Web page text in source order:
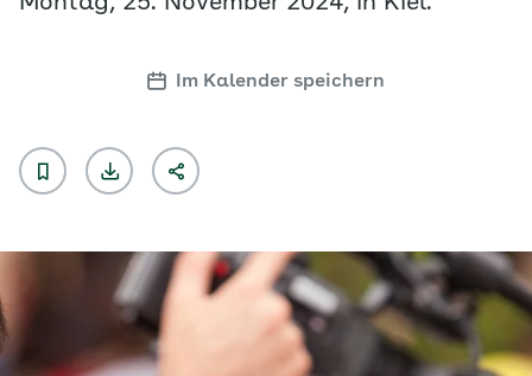
Im Kalender speichern